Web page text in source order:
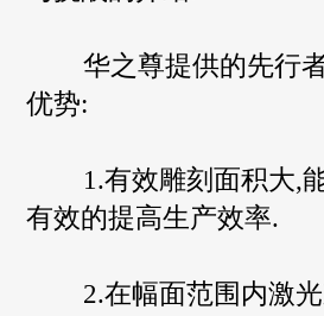
华之尊提供的先行者
优势:
1.有效雕刻面积大,能
有效的提高生产效率.
2.在幅面范围内激光